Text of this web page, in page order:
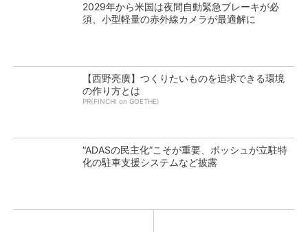
2029年から米国は夜間自動緊急ブレーキが必
須、小型軽量の赤外線カメラが最適解に
【西野亮廣】つくりたいものを追求できる環境
の作り方とは
PR(FINCHI on GOETHE)
“ADASの民主化”こそが重要、ボッシュが立駐特
化の駐車支援システムなど披露